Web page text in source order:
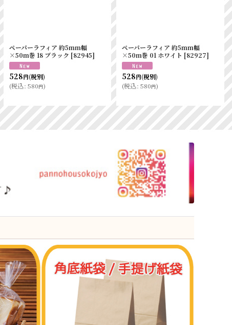
ペーパーラフィア 約5mm幅
×50m巻 18 ブラック [82945]
528円(税別)
(税込: 580円)
ペーパーラフィア 約5mm幅
×50m巻 01 ホワイト [82927]
528円(税別)
(税込: 580円)